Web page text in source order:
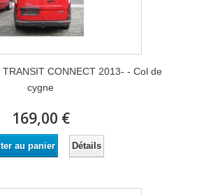
CONNECT 2013- - Col de
cygne
169,00 €
au panier Détails